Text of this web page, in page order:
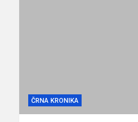
ČRNA KRONIKA